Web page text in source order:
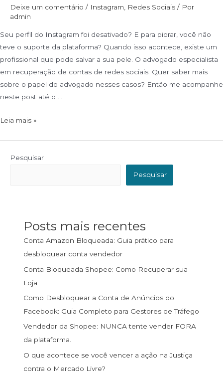
Deixe um comentário / Instagram Redes Sociais / Por
admin
Seu perfil do Instagram foi desativado? E para piorar, você não
teve o suporte da plataforma? Quando isso acontece, existe um
profissional que pode salvar a sua pele. O advogado especialista
em recuperação de contas de redes sociais. Quer saber mais
sobre o papel do advogado nesses casos? Então me acompanhe
neste post até o …
Leia mais »
Pesquisar
Pesquisar
Posts mais recentes
Conta Amazon Bloqueada: Guia prático para
desbloquear conta vendedor
Conta Bloqueada Shopee: Como Recuperar sua
Loja
Como Desbloquear a Conta de Anúncios do
Facebook: Guia Completo para Gestores de Tráfego
Vendedor da Shopee: NUNCA tente vender FORA
da plataforma.
O que acontece se você vencer a ação na Justiça
contra o Mercado Livre?